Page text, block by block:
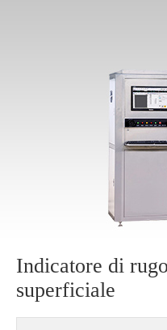
Indicatore di
superficiale